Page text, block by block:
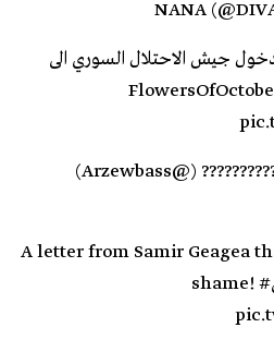
جيش الاحتلال السوري الى
A letter from Samir Geagea
shame!